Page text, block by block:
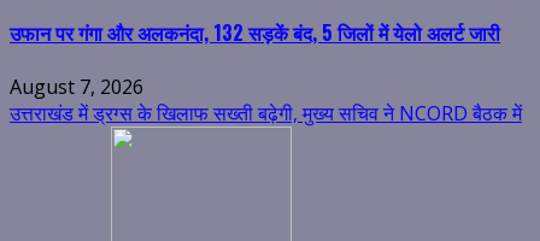
उफान पर गंगा और अलकनंदा, 132 सड़कें बंद, 5 जिलों में येलो अलर्ट जारी
August 7, 2026
उत्तराखंड में ड्रग्स के खिलाफ सख्ती बढ़ेगी, मुख्य सचिव ने NCORD बैठक में